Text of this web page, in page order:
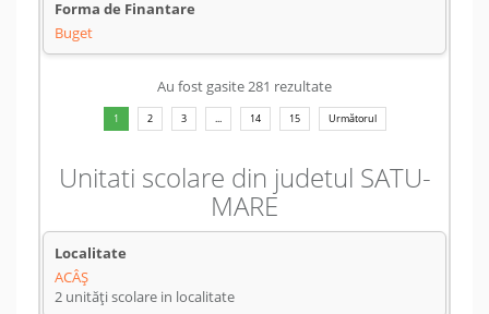
Buget
Au fost gasite 281 rezultate
1 2 3 ... 14 15 Următorul
Unitati scolare din judetul SATU-
MARE
ACÂŞ
2 unități scolare in localitate